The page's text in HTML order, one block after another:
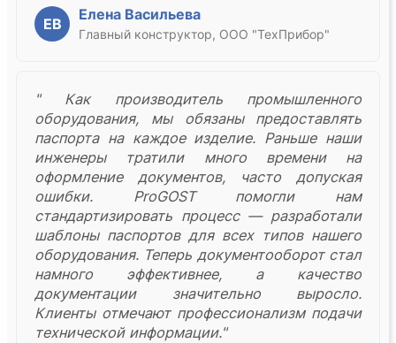
ЕВ
Елена Васильева
Главный конструктор, ООО "ТехПрибор"
" Как производитель промышленного
оборудования, мы обязаны предоставлять
паспорта на каждое изделие. Раньше наши
инженеры тратили много времени на
оформление документов, часто допуская
ошибки. ProGOST помогли нам
стандартизировать процесс — разработали
шаблоны паспортов для всех типов нашего
оборудования. Теперь документооборот стал
намного эффективнее, а качество
документации значительно выросло.
Клиенты отмечают профессионализм подачи
технической информации."